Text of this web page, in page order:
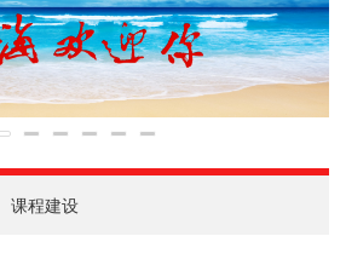
课程建设